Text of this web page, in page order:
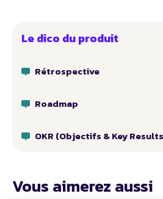
Le dico du produit
Rétrospective
Roadmap
OKR (Objectifs & Key
Vous aimerez aussi